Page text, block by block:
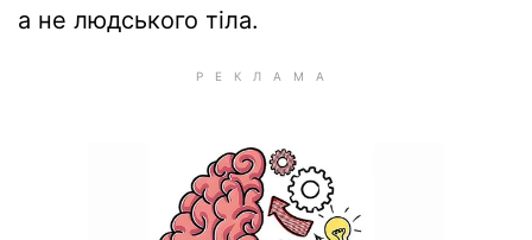
а не людського тіла.